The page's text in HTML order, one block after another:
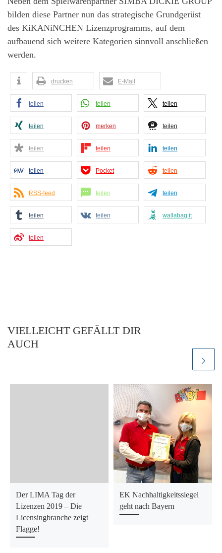
bilden diese Partner nun das strategische Grundgerüst
des KiKANiNCHEN Lizenzprogramms, auf dem
aufbauend sich weitere Kategorien sinnvoll anschließen
werden.
drucken E-Mail
teilen teilen teilen
teilen merken teilen
teilen teilen teilen
teilen Pocket teilen
RSS-feed teilen teilen
teilen teilen wallabag it
teilen
VIELLEICHT GEFÄLLT DIR
AUCH
Der LIMA Tag der
Lizenzen 2019 – Die
Licensingbranche zeigt
Flagge!
EK Nachhaltigkeitssiegel
geht nach Bayern